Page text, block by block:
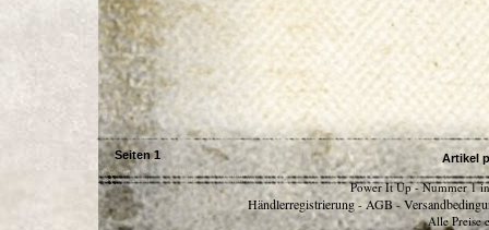
Seiten 1 Artikel
Power It Up - Nummer 1
Händlerregistrierung - AGB -
Alle Preise